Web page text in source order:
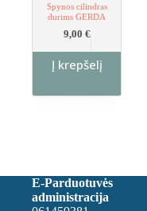
Spynos cilindras
durims GERDA
9,00 €
Į krepšelį
E-Parduotuvės
administracija